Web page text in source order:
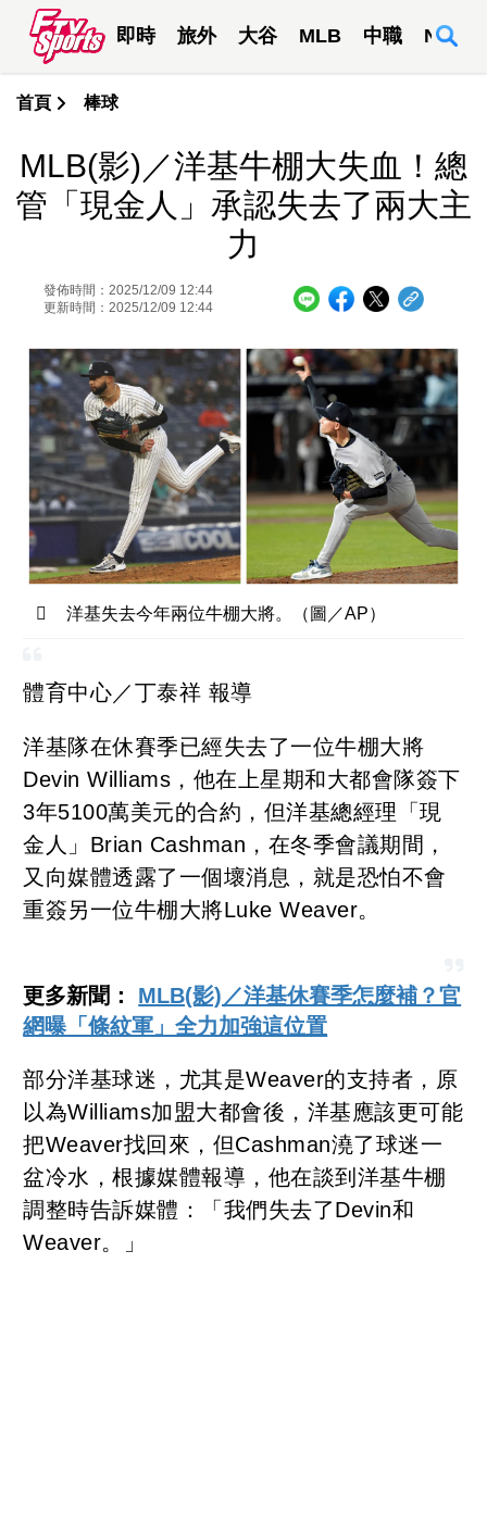
即時 旅外 大谷 MLB 中職 NBA
首頁 棒球
MLB(影)／洋基牛棚大失血！總
管「現金人」承認失去了兩大主
力
發佈時間：2025/12/09 12:44
更新時間：2025/12/09 12:44
洋基失去今年兩位牛棚大將。（圖／AP）
體育中心／丁泰祥 報導
洋基隊在休賽季已經失去了一位牛棚大將
Devin Williams，他在上星期和大都會隊簽下
3年5100萬美元的合約，但洋基總經理「現
金人」Brian Cashman，在冬季會議期間，
又向媒體透露了一個壞消息，就是恐怕不會
重簽另一位牛棚大將Luke Weaver。
更多新聞： MLB(影)／洋基休賽季怎麼補？官
網曝「條紋軍」全力加強這位置
部分洋基球迷，尤其是Weaver的支持者，原
以為Williams加盟大都會後，洋基應該更可能
把Weaver找回來，但Cashman澆了球迷一
盆冷水，根據媒體報導，他在談到洋基牛棚
調整時告訴媒體：「我們失去了Devin和
Weaver。」